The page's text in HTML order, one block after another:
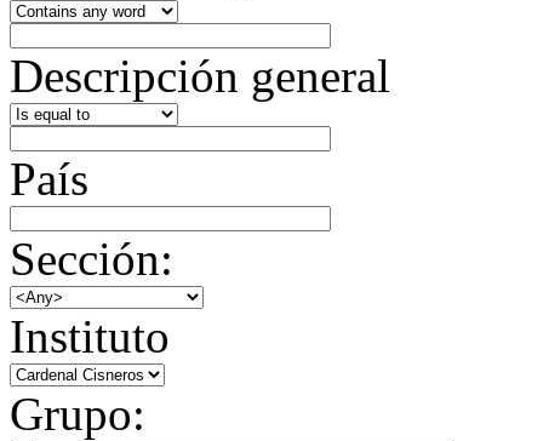
Descripción general
País
Sección:
Instituto
Grupo: